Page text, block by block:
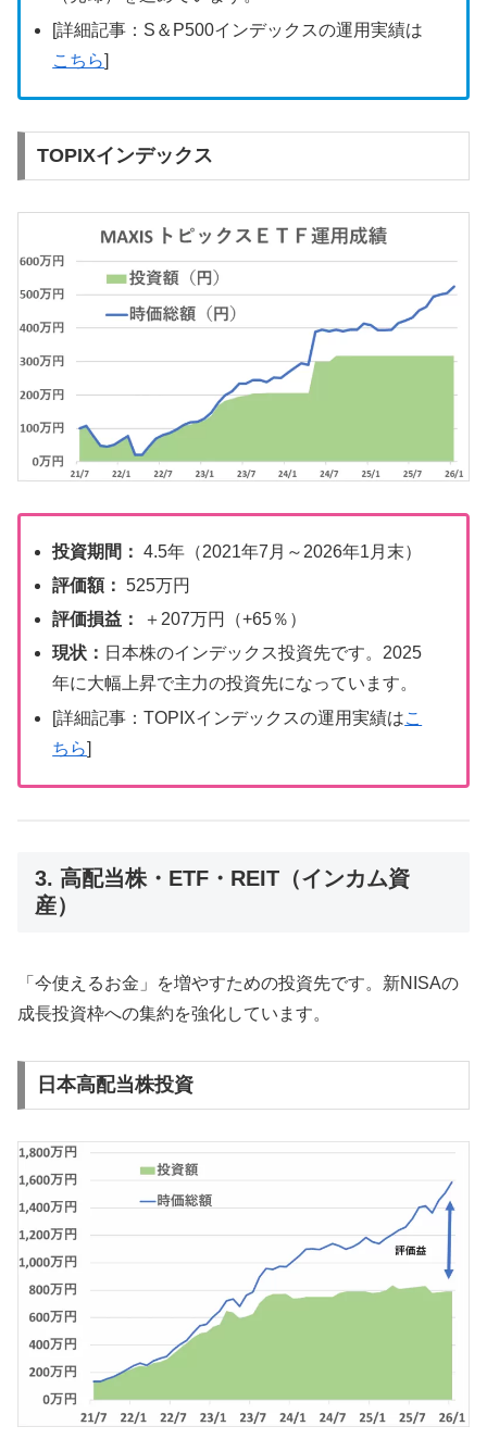
[詳細記事：S＆P500インデックスの運用実績は
こちら]
TOPIXインデックス
投資期間： 4.5年（2021年7月～2026年1月末）
評価額： 525万円
評価損益：
＋207万円（+65％）
現状： 日本株のインデックス投資先です。2025
年に大幅上昇で主力の投資先になっています。
[詳細記事：TOPIXインデックスの運用実績はこ
ちら]
3. 高配当株・ETF・REIT（インカム資
産）
「今使えるお金」を増やすための投資先です。新NISAの
成長投資枠への集約を強化しています。
日本高配当株投資